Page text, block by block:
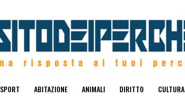
SPORT ABITAZIONE ANIMALI DIRITTO CULTURA